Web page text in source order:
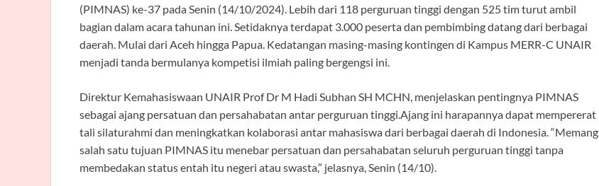
(PIMNAS) ke-37 pada Senin (14/10/2024). Lebih dari 118 perguruan tinggi dengan 525 tim turut ambil
bagian dalam acara tahunan ini. Setidaknya terdapat 3.000 peserta dan pembimbing datang dari berbagai
daerah. Mulai dari Aceh hingga Papua. Kedatangan masing-masing kontingen di Kampus MERR-C UNAIR
menjadi tanda bermulanya kompetisi ilmiah paling bergengsi ini.
Direktur Kemahasiswaan UNAIR Prof Dr M Hadi Subhan SH MCHN, menjelaskan pentingnya PIMNAS
sebagai ajang persatuan dan persahabatan antar perguruan tinggi.Ajang ini harapannya dapat mempererat
tali silaturahmi dan meningkatkan kolaborasi antar mahasiswa dari berbagai daerah di Indonesia. “Memang
salah satu tujuan PIMNAS itu menebar persatuan dan persahabatan seluruh perguruan tinggi tanpa
membedakan status entah itu negeri atau swasta,” jelasnya, Senin (14/10).